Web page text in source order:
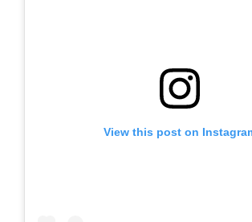
View this post on